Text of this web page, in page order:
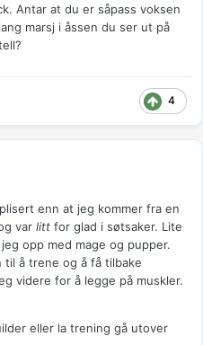
Antar at du er såpass voksen
marsj i åssen du ser ut på
4
enn at jeg kommer fra en
var litt for glad i søtsaker. Lite
opp med mage og pupper.
å trene og å få tilbake
videre for å legge på muskler.
eller la trening gå utover